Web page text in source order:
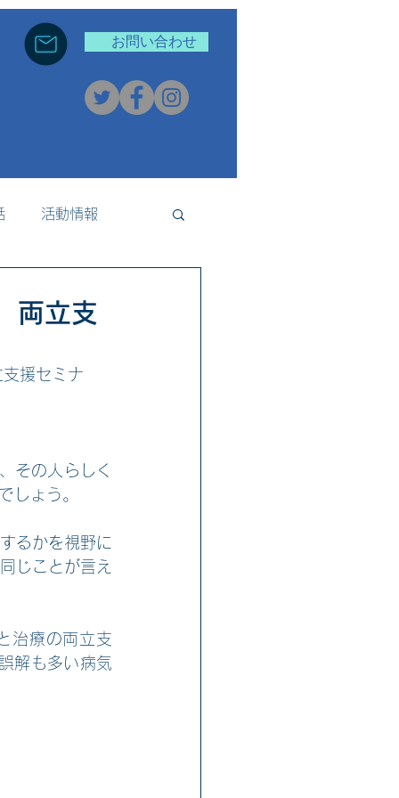
お問い合わせ
活動情報
両立支
援セミナ
その人らしく
しょう。
るかを視野に
じことが言え
治療の両立支
解も多い病気